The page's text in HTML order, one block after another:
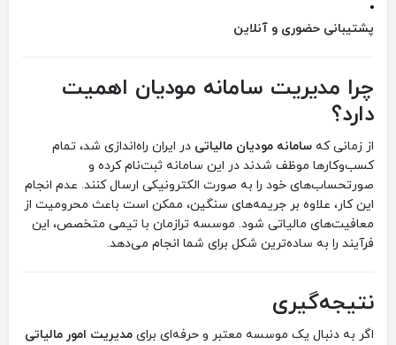
پشتیبانی حضوری و آنلاین
چرا مدیریت سامانه مودیان اهمیت
دارد؟
از زمانی که سامانه مودیان مالیاتی در ایران راه‌اندازی شد، تمام
کسب‌وکارها موظف شدند در این سامانه ثبت‌نام کرده و
صورتحساب‌های خود را به صورت الکترونیکی ارسال کنند. عدم انجام
این کار، علاوه بر جریمه‌های سنگین، ممکن است باعث محرومیت از
معافیت‌های مالیاتی شود. موسسه ترازمان با تیمی متخصص، این
فرآیند را به ساده‌ترین شکل برای شما انجام می‌دهد.
نتیجه‌گیری
اگر به دنبال یک موسسه معتبر و حرفه‌ای برای مدیریت امور مالیاتی